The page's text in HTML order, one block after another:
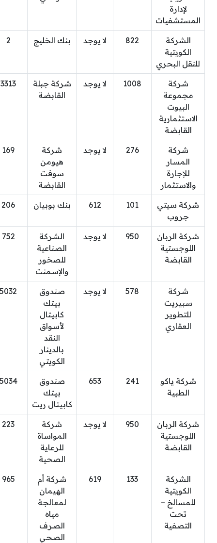
لإدارة
المستشفيات
الشركة
الكويتية
للنقل البحري
822 لا يوجد بنك الخليج 2
شركة
مجموعة
البيوت
الاستثمارية
القابضة
1008 لا يوجد
شركة جبلة
القابضة
3313
شركة
المسار
للإجارة
والاستثمار
276 لا يوجد
شركة
هيومن
سوفت
القابضة
169
شركة سيتي
جروب
101
612 بنك بوبيان 206
شركة الربان
اللوجستية
القابضة
950 لا يوجد
الشركة
الصناعية
للصخور
والإسمنت
752
شركة
سبيريت
للتطوير
العقاري
578 لا يوجد
صندوق
بيتك
كابيتال
لأسواق
النقد
بالدينار
الكويتي
5032
شركة ياكو
الطبية
241
653
صندوق
بيتك
كابيتال ريت
شركة الربان
اللوجستية
القابضة
950 لا يوجد
شركة
المواساة
للرعاية
الصحية
223
الشركة
الكويتية
للمسالخ –
تحت
التصفية
133
619
شركة أم
الهيمان
لمعالجة
مياه
الصرف
الصحي
965